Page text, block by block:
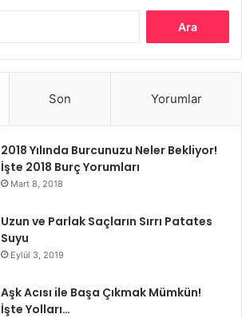
Son Yorumlar
2018 Yılında Burcunuzu Neler Bekliyor!
İşte 2018 Burç Yorumları
Mart 8, 2018
Uzun ve Parlak Saçların Sırrı Patates
Suyu
Eylül 3, 2019
Aşk Acısı ile Başa Çıkmak Mümkün!
İşte Yolları…